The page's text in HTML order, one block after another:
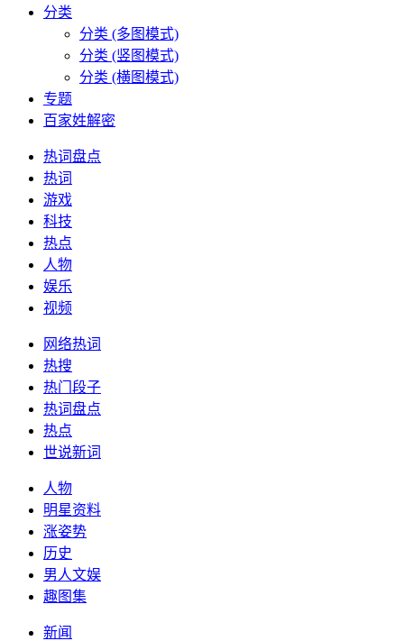
分类
分类 (多图模式)
分类 (竖图模式)
分类 (横图模式)
专题
百家姓解密
热词盘点
热词
游戏
科技
热点
人物
娱乐
视频
网络热词
热搜
热门段子
热词盘点
热点
世说新词
人物
明星资料
涨姿势
历史
男人文娱
趣图集
新闻